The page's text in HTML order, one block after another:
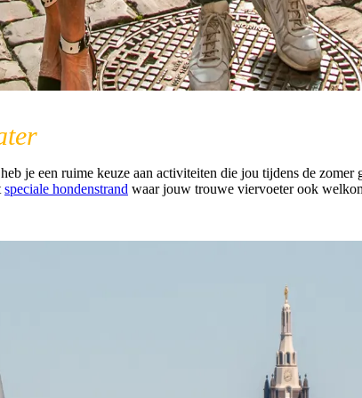
je een ruime keuze aan activiteiten die jou tijdens de zomer
speciale hondenstrand waar jouw trouwe viervoeter ook